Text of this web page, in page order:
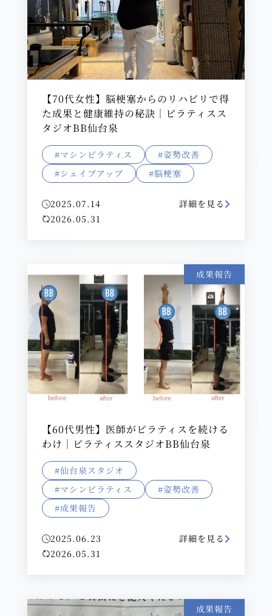
【70代女性】脳梗塞からのリハビリで得
た成果と健康維持の秘訣｜ピラティスス
タジオBB仙台泉
#マシンピラティス
#姿勢改善
#シェイプアップ
#脳梗塞
2025.07.14
2026.05.31
詳細を見る
成果報告
【60代男性】医師がピラティスを続ける
わけ｜ピラティススタジオBB仙台泉
#仙台泉スタジオ
#マシンピラティス
#姿勢改善
#成果報告
2025.06.23
2026.05.31
詳細を見る
成果報告